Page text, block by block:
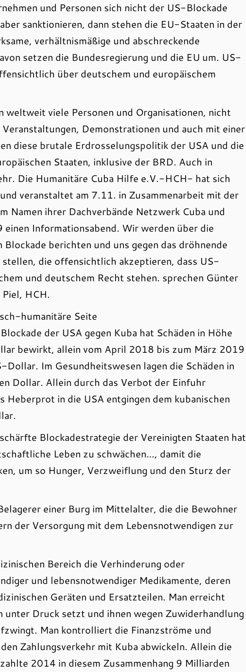
und Personen sich nicht der US-Blockade
sanktionieren, dann stehen die EU-Staaten in der
verhältnismäßige und abschreckende
setzen die Bundesregierung und die EU um. US-
über deutschem und europäischem
weltweit viele Personen und Organisationen, nicht
Demonstrationen und auch mit einer
diese brutale Erdrosselungspolitik der USA und die
Staaten, inklusive der BRD. Auch in
Die Humanitäre Cuba Hilfe e.V.-HCH- hat sich
veranstaltet am 7.11. in Zusammenarbeit mit der
Namen ihrer Dachverbände Netzwerk Cuba und
Informationsabend. Wir werden über die
berichten und uns gegen das dröhnende
stellen, die offensichtlich akzeptieren, dass US-
und deutschem Recht stehen. sprechen Günter
HCH.
humanitäre Seite
der USA gegen Kuba hat Schäden in Höhe
bewirkt, allein vom April 2018 bis zum März 2019
Im Gesundheitswesen lagen die Schäden in
Dollar. Allein durch das Verbot der Einfuhr
Heberprot in die USA entgingen dem kubanischen
Blockadestrategie der Vereinigten Staaten hat
Leben zu schwächen…, damit die
um so Hunger, Verzweiflung und den Sturz der
einer Burg im Mittelalter, die die Bewohner
der Versorgung mit dem Lebensnotwendigen zur
Bereich die Verhinderung oder
und lebensnotwendiger Medikamente, deren
Geräten und Ersatzteilen. Man erreicht
unter Druck setzt und ihnen wegen Zuwiderhandlung
Man kontrolliert die Finanzströme und
Zahlungsverkehr mit Kuba abwickeln. Allein die
2014 in diesem Zusammenhang 9 Milliarden